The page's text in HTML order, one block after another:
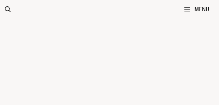
MENU